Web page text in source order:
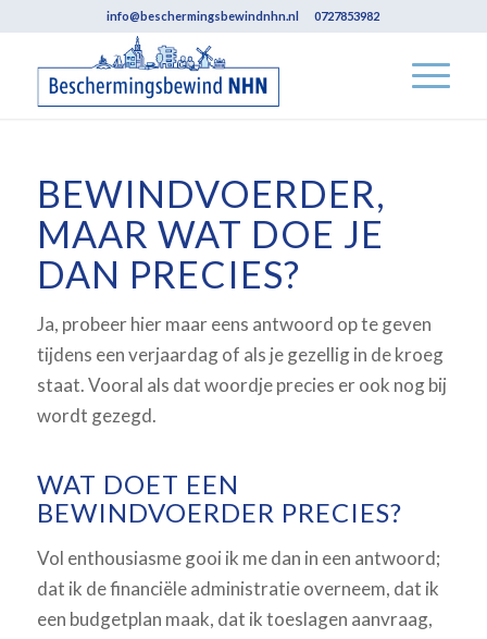
info@beschermingsbewindnhn.nl 0727853982
BEWINDVOERDER,
MAAR WAT DOE JE
DAN PRECIES?
Ja, probeer hier maar eens antwoord op te geven
tijdens een verjaardag of als je gezellig in de kroeg
staat. Vooral als dat woordje precies er ook nog bij
wordt gezegd.
WAT DOET EEN
BEWINDVOERDER PRECIES?
Vol enthousiasme gooi ik me dan in een antwoord;
dat ik de financiële administratie overneem, dat ik
een budgetplan maak, dat ik toeslagen aanvraag,